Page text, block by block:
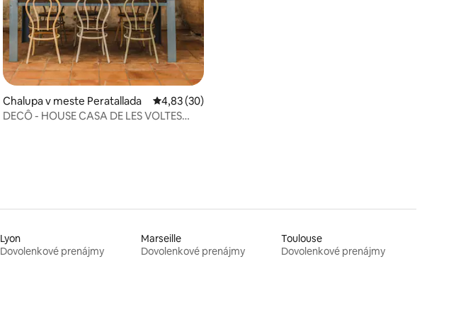
Chalupa v meste Peratallada Priemerné ohodnotenie 4,83 z 5, počet hodnotení: 30
4,83 (30)
DECÔ - HOUSE CASA DE LES VOLTES
Lyon
Dovolenkové prenájmy
Marseille
Dovolenkové prenájmy
Toulouse
Dovolenkové prenájmy